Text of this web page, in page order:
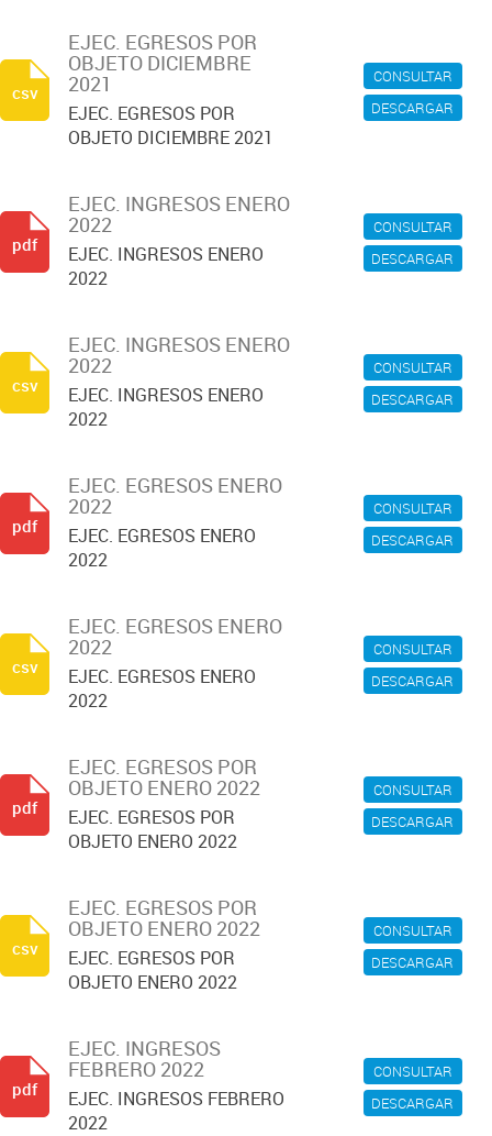
CONSULTAR
DESCARGAR
EJEC. EGRESOS POR
OBJETO DICIEMBRE
2021
EJEC. EGRESOS POR
OBJETO DICIEMBRE 2021
csv
CONSULTAR
DESCARGAR
EJEC. INGRESOS ENERO
2022
EJEC. INGRESOS ENERO
2022
pdf
CONSULTAR
DESCARGAR
EJEC. INGRESOS ENERO
2022
EJEC. INGRESOS ENERO
2022
csv
CONSULTAR
DESCARGAR
EJEC. EGRESOS ENERO
2022
EJEC. EGRESOS ENERO
2022
pdf
CONSULTAR
DESCARGAR
EJEC. EGRESOS ENERO
2022
EJEC. EGRESOS ENERO
2022
csv
CONSULTAR
DESCARGAR
EJEC. EGRESOS POR
OBJETO ENERO 2022
EJEC. EGRESOS POR
OBJETO ENERO 2022
pdf
CONSULTAR
DESCARGAR
EJEC. EGRESOS POR
OBJETO ENERO 2022
EJEC. EGRESOS POR
OBJETO ENERO 2022
csv
CONSULTAR
DESCARGAR
EJEC. INGRESOS
FEBRERO 2022
EJEC. INGRESOS FEBRERO
2022
pdf